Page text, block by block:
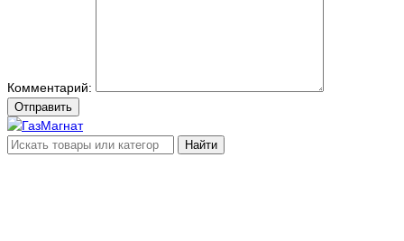
Комментарий:
Отправить
Найти